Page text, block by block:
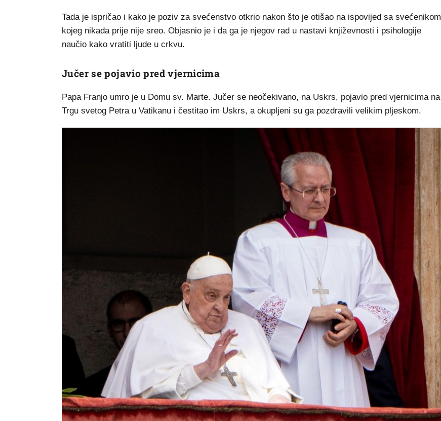
Tada je ispričao i kako je poziv za svećenstvo otkrio nakon što je otišao na ispovijed sa svećenikom
kojeg nikada prije nije sreo. Objasnio je i da ga je njegov rad u nastavi književnosti i psihologije
naučio kako vratiti ljude u crkvu.
Jučer se pojavio pred vjernicima
Papa Franjo umro je u Domu sv. Marte. Jučer se neočekivano, na Uskrs, pojavio pred vjernicima na
Trgu svetog Petra u Vatikanu i čestitao im Uskrs, a okupljeni su ga pozdravili velikim pljeskom.